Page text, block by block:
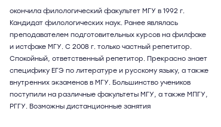
окончила филологический факультет МГУ в 1992 г.
Кандидат филологических наук. Ранее являлась
преподавателем подготовительных курсов на филфаке
и истфаке МГУ. С 2008 г. только частный репетитор.
Спокойный, ответственный репетитор. Прекрасно знает
специфику ЕГЭ по литературе и русскому языку, а также
внутренних экзаменов в МГУ. Большинство учеников
поступили на различные факультеты МГУ, а также МПГУ,
РГГУ. Возможны дистанционные занятия